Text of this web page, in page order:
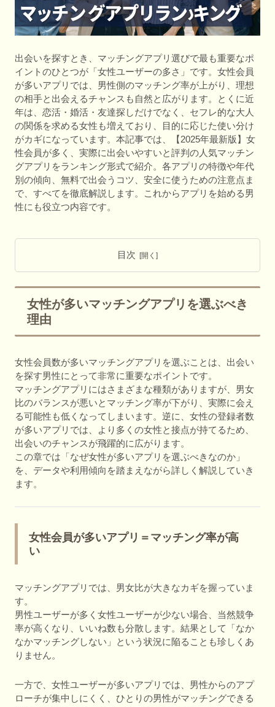
出会いを探すとき、マッチングアプリ選びで最も重要なポ
イントのひとつが「女性ユーザーの多さ」です。女性会員
が多いアプリでは、男性側のマッチング率が上がり、理想
の相手と出会えるチャンスも自然と広がります。とくに近
年は、恋活・婚活・友達探しだけでなく、セフレ的な大人
の関係を求める女性も増えており、目的に応じた使い分け
がカギになっています。本記事では、【2025年最新版】女
性会員が多く、実際に出会いやすいと評判の人気マッチン
グアプリをランキング形式で紹介。各アプリの特徴や年代
別の傾向、無料で出会うコツ、安全に使うための注意点ま
で、すべてを徹底解説します。これからアプリを始める男
性にも役立つ内容です。
目次
女性が多いマッチングアプリを選ぶべき
理由
女性会員数が多いマッチングアプリを選ぶことは、出会い
を探す男性にとって非常に重要なポイントです。
マッチングアプリにはさまざまな種類がありますが、男女
比のバランスが悪いとマッチング率が下がり、実際に会え
る可能性も低くなってしまいます。逆に、女性の登録者数
が多いアプリでは、より多くの女性と接点が持てるため、
出会いのチャンスが飛躍的に広がります。
この章では「なぜ女性が多いアプリを選ぶべきなのか」
を、データや利用傾向を踏まえながら詳しく解説していき
ます。
女性会員が多いアプリ＝マッチング率が高
い
マッチングアプリでは、男女比が大きなカギを握っていま
す。
男性ユーザーが多く女性ユーザーが少ない場合、当然競争
率が高くなり、いいね数も分散します。結果として「なか
なかマッチングしない」という状況に陥ることも珍しくあ
りません。
一方で、女性ユーザーが多いアプリでは、男性からのアプ
ローチが集中しにくく、ひとりの男性がマッチングできる